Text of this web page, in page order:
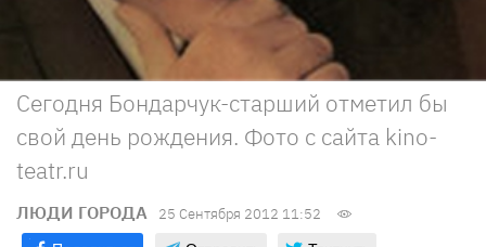
Сегодня Бондарчук-старший отметил бы
свой день рождения. Фото с сайта kino-
teatr.ru
ЛЮДИ ГОРОДА 25 Сентября 2012 11:52